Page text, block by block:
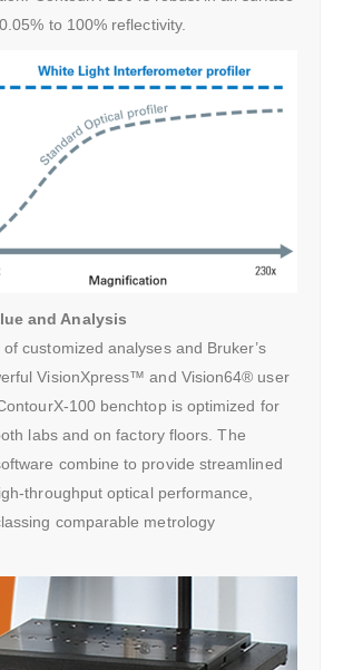
to 100% reflectivity.
and Analysis
customized analyses and Bruker’s
VisionXpress™ and Vision64® user
100 benchtop is optimized for
labs and on factory floors. The
combine to provide streamlined
throughput optical performance,
comparable metrology